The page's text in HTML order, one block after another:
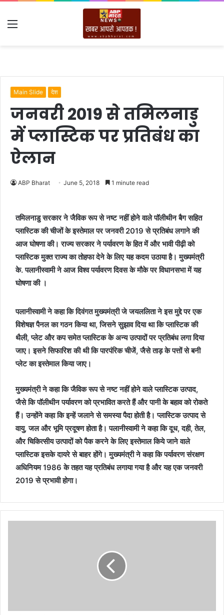
Menu
Main Slide देश
जनवरी 2019 से तमिलनाडु
में प्लास्टिक पर प्रतिबंध का
ऐलान
ABP Bharat June 5, 2018 1 minute read
तमिलनाडु सरकार ने जैविक रूप से नष्ट नहीं होने वाले पॉलीथीन बैग सहित
प्लास्टिक की चीजों के इस्तेमाल पर जनवरी 2019 से प्रतिबंध लगाने की
आज घोषणा की। राज्य सरकार ने पर्यावरण के हित में और भावी पीढ़ी को
प्लास्टिक मुक्त राज्य का तोहफा देने के लिए यह कदम उठाया है। मुख्यमंत्री
के. पलानीस्वामी ने आज विश्व पर्यावरण दिवस के मौके पर विधानसभा में यह
घोषणा की ।
पलानीस्वामी ने कहा कि दिवंगत मुख्यमंत्री जे जयललिता ने इस मुद्दे पर एक
विशेषज्ञ पैनल का गठन किया था, जिसने सुझाव दिया था कि प्लास्टिक की
थैली, प्लेट और कप समेत प्लास्टिक के अन्य उत्पादों पर प्रतिबंध लगा दिया
जाए। इसने सिफारिश की थी कि पारपंरिक चीजें, जैसे ताड़ के पत्तों से बनी
प्लेट का इस्तेमाल किया जाए।
मुख्यमंत्री ने कहा कि जैविक रूप से नष्ट नहीं होने वाले प्लास्टिक उत्पाद,
जैसे कि पॉलीथीन पर्यावरण को प्रभावित करते हैं और पानी के बहाव को रोकते
हैं। उन्होंने कहा कि इन्हें जलाने से समस्या पैदा होती है। प्लास्टिक उत्पाद से
वायु, जल और भूमि प्रदूषण होता है। पलानीस्वामी ने कहा कि दूध, दही, तेल,
और चिकित्सीय उत्पादों को पैक करने के लिए इस्तेमाल किये जाने वाले
प्लास्टिक इसके दायरे से बाहर होंगे। मुख्यमंत्री ने कहा कि पर्यावरण संरक्षण
अधिनियम 1986 के तहत यह प्रतिबंध लगाया गया है और यह एक जनवरी
2019 से प्रभावी होगा।